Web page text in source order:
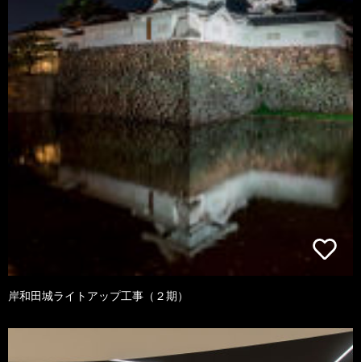
岸和田城ライトアップ工事（２期）